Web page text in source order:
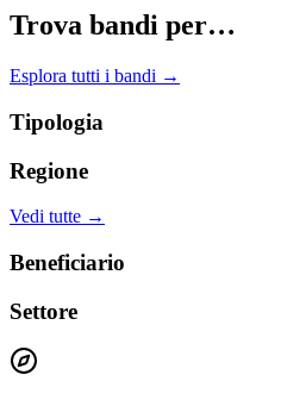
Trova bandi per…
Esplora tutti i bandi →
Tipologia
Regione
Vedi tutte →
Beneficiario
Settore